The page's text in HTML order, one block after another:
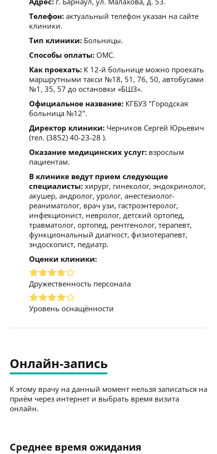
Телефон: актуальный телефон указан на сайте
клиники.
Тип клиники: Больницы.
Способы оплаты: ОМС.
Как проехать: К 12-й больнице можно проехать
маршрутными такси №18, 51, 76, 50, автобусами
№1, 35, 57 до остановки «БШЗ».
Официальное название: КГБУЗ "Городская
больница №12".
Директор клиники: Черников Сергей Юрьевич
(тел. (3852) 40-23-28 ).
Оказание медицинских услуг: взрослым
пациентам.
В клинике ведут прием следующие
специалисты: хирург, гинеколог, эндокринолог,
акушер, андролог, уролог, анестезиолог-
реаниматолог, врач узи, гастроэнтеролог,
инфекционист, невролог, детский ортопед,
травматолог, ортопед, рентгенолог, терапевт,
функциональный диагност, физиотерапевт,
эндоскопист, педиатр.
Оценки клиники:
Дружественность персонала
Уровень оснащённости
Онлайн-запись
К этому врачу на данный момент нельзя записаться на
приём через интернет и выбрать время визита
онлайн.
Среднее время ожидания